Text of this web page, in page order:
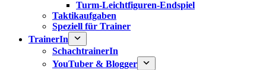
Turm-Leichtfiguren-Endspiel
Taktikaufgaben
Speziell für Trainer
TrainerIn
SchachtrainerIn
YouTuber & Blogger